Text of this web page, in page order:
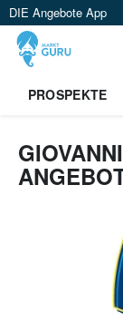
DIE Angebote App
PROSPEKTE